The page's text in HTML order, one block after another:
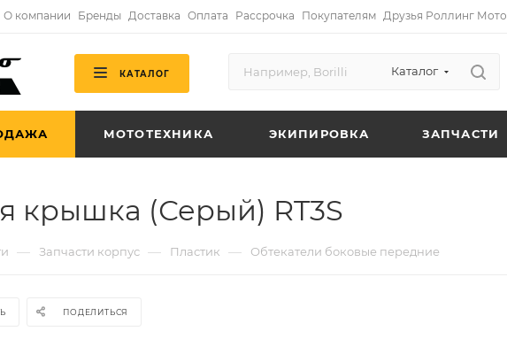
О компании Бренды Доставка Оплата Рассрочка Покупателям Друзья Роллинг Мото
КАТАЛОГ Каталог
МОТОТЕХНИКА ЭКИПИРОВКА ЗАПЧАСТИ
крышка (Серый) RT3S
— Запчасти корпус — Пластик — Обтекатели боковые передние
ПОДЕЛИТЬСЯ